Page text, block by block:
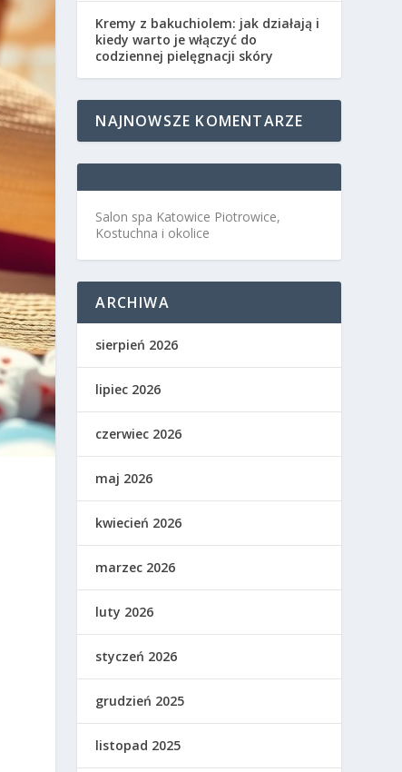
Kremy z bakuchiolem: jak działają i
kiedy warto je włączyć do
codziennej pielęgnacji skóry
NAJNOWSZE KOMENTARZE
Salon spa Katowice Piotrowice,
Kostuchna i okolice
ARCHIWA
sierpień 2026
lipiec 2026
czerwiec 2026
maj 2026
kwiecień 2026
marzec 2026
luty 2026
styczeń 2026
grudzień 2025
listopad 2025